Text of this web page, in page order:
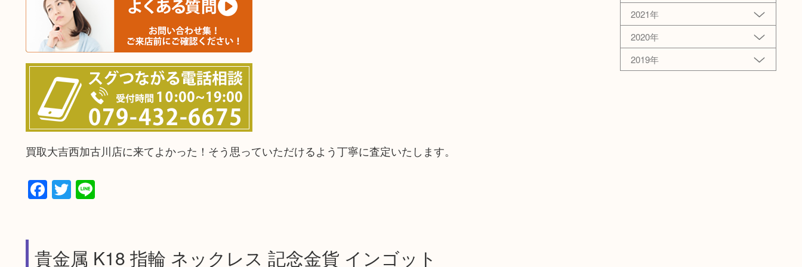
買取大吉西加古川店に来てよかった！そう思っていただけるよう丁寧に査定いたします。
Facebook
Twitter
Line
貴金属 K18 指輪 ネックレス 記念金貨 インゴット
2021年
2020年
2019年